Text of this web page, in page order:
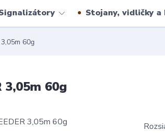
Stojany, vidličky a
60g
3,05m 60g